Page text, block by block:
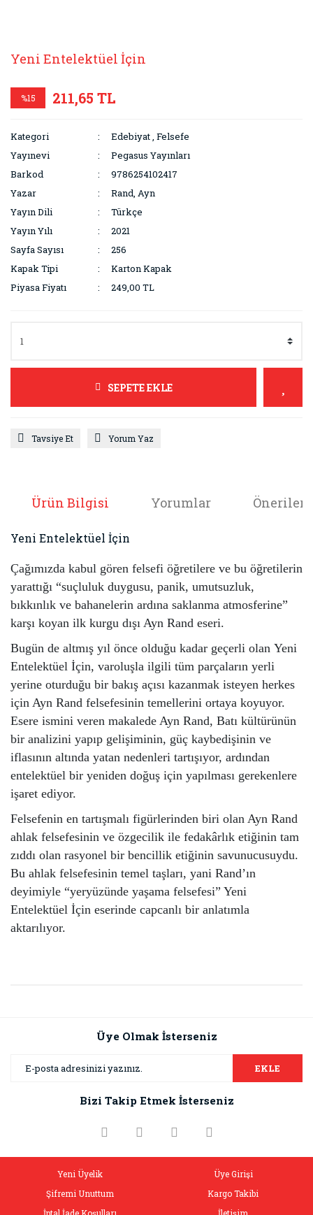
Yeni Entelektüel İçin
%15 211,65 TL
Kategori Edebiyat,Felsefe
Yayınevi
Pegasus Yayınları
Barkod
9786254102417
Yazar
Rand, Ayn
Yayın Dili
Türkçe
Yayın Yılı
2021
Sayfa Sayısı
256
Kapak Tipi
Karton Kapak
Piyasa Fiyatı
249,00 TL
SEPETE EKLE
Tavsiye Et Yorum Yaz
Ürün Bilgisi Yorumlar
Yeni Entelektüel İçin
Çağımızda kabul gören felsefi öğretilere ve bu öğretilerin
yarattığı “suçluluk duygusu, panik, umutsuzluk,
bıkkınlık ve bahanelerin ardına saklanma atmosferine”
karşı koyan ilk kurgu dışı Ayn Rand eseri.
Bugün de altmış yıl önce olduğu kadar geçerli olan Yeni
Entelektüel İçin, varoluşla ilgili tüm parçaların yerli
yerine oturduğu bir bakış açısı kazanmak isteyen herkes
için Ayn Rand felsefesinin temellerini ortaya koyuyor.
Esere ismini veren makalede Ayn Rand, Batı kültürünün
bir analizini yapıp gelişiminin, güç kaybedişinin ve
iflasının altında yatan nedenleri tartışıyor, ardından
entelektüel bir yeniden doğuş için yapılması gerekenlere
işaret ediyor.
Felsefenin en tartışmalı figürlerinden biri olan Ayn Rand
ahlak felsefesinin ve özgecilik ile fedakârlık etiğinin tam
zıddı olan rasyonel bir bencillik etiğinin savunucusuydu.
Bu ahlak felsefesinin temel taşları, yani Rand’ın
deyimiyle “yeryüzünde yaşama felsefesi” Yeni
Entelektüel İçin eserinde capcanlı bir anlatımla
aktarılıyor.
Görüş ve önerileriniz için teşekkür ederiz.
Ürün resmi kalitesiz, bozuk veya görüntülenemiyor.
Ürün bilgilerinde hatalar bulunuyor.
Üye Olmak İsterseniz
EKLE
Bizi Takip Etmek İsterseniz
Yeni Üyelik
Üye Girişi
Şifremi Unuttum
Kargo Takibi